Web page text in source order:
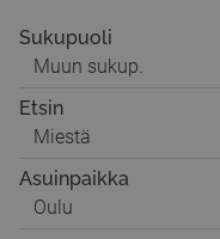
Sukupuoli
Muun sukup.
Etsin
Miestä
Asuinpaikka
Oulu